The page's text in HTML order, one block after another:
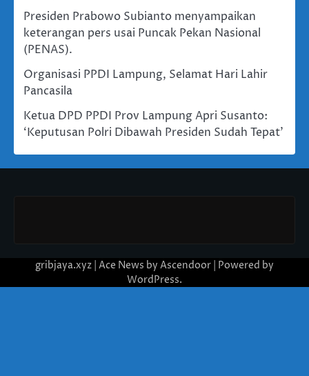
Presiden Prabowo Subianto menyampaikan
keterangan pers usai Puncak Pekan Nasional
(PENAS).
Organisasi PPDI Lampung, Selamat Hari Lahir
Pancasila
Ketua DPD PPDI Prov Lampung Apri Susanto:
‘Keputusan Polri Dibawah Presiden Sudah Tepat’
gribjaya.xyz | Ace News by Ascendoor | Powered by
WordPress.